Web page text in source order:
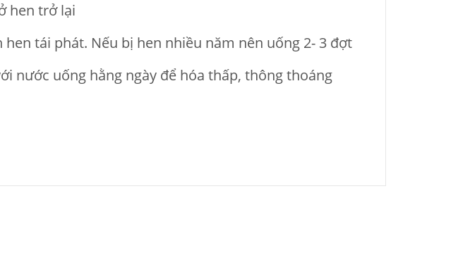
hen trở lại
tái phát. Nếu bị hen nhiều năm nên uống 2- 3 đợt
nước uống hằng ngày để hóa thấp, thông thoáng